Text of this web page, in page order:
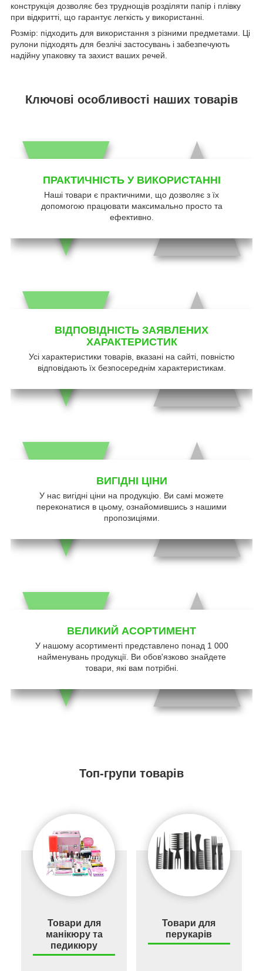
конструкція дозволяє без труднощів розділяти папір і плівку
при відкритті, що гарантує легкість у використанні.
Розмір: підходить для використання з різними предметами. Ці
рулони підходять для безлічі застосувань і забезпечують
надійну упаковку та захист ваших речей.
Ключові особливості наших товарів
ПРАКТИЧНІСТЬ У ВИКОРИСТАННІ
Наші товари є практичними, що дозволяє з їх
допомогою працювати максимально просто та
ефективно.
ВІДПОВІДНІСТЬ ЗАЯВЛЕНИХ
ХАРАКТЕРИСТИК
Усі характеристики товарів, вказані на сайті, повністю
відповідають їх безпосереднім характеристикам.
ВИГІДНІ ЦІНИ
У нас вигідні ціни на продукцію. Ви самі можете
переконатися в цьому, ознайомившись з нашими
пропозиціями.
ВЕЛИКИЙ АСОРТИМЕНТ
У нашому асортименті представлено понад 1 000
найменувань продукції. Ви обов'язково знайдете
товари, які вам потрібні.
Топ-групи товарів
Товари для
манікюру та
педикюру
Товари для
перукарів